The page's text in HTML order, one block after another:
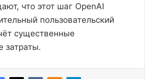
что этот шаг OpenAI
пользовательский
существенные
затраты.